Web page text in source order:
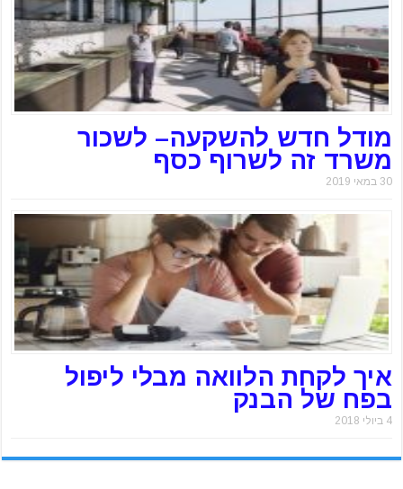
מודל חדש להשקעה– לשכור
משרד זה לשרוף כסף
30 במאי 2019
איך לקחת הלוואה מבלי ליפול
בפח של הבנק
4 ביולי 2018